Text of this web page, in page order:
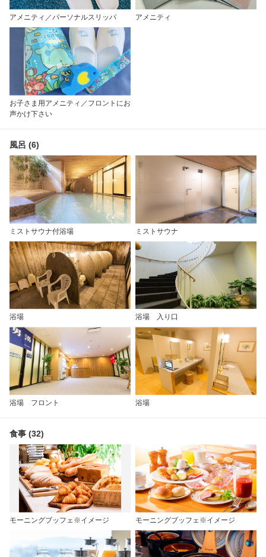
アメニティ／パーソナルスリッパ アメニティ
お子さま用アメニティ／フロントにお
声かけ下さい
風呂 (6)
ミストサウナ付浴場 ミストサウナ
浴場 浴場 入り口
浴場 フロント 浴場
食事 (32)
モーニングブッフェ※イメージ モーニングブッフェ※イメージ